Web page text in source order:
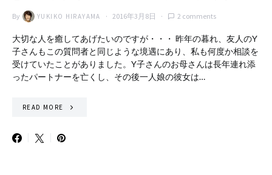
By YUKIKO HIRAYAMA 2016年3月8日 2 comments
大切な人を癒してあげたいのですが・・・ 昨年の暮れ、友人のY
子さんもこの質問者と同じような境遇にあり、私も何度か相談を
受けていたことがありました。Y子さんのお母さんは長年連れ添
ったパートナーを亡くし、その後一人娘の彼女は…
READ MORE